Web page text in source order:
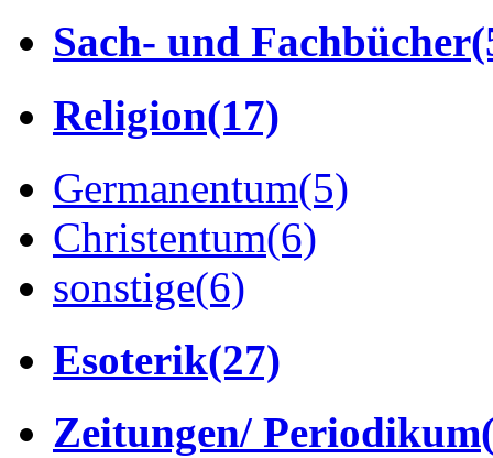
Sach- und Fachbücher
Religion(17)
Germanentum(5)
Christentum(6)
sonstige(6)
Esoterik(27)
Zeitungen/ Periodikum